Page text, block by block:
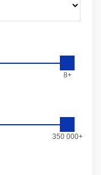
8+
350 000+